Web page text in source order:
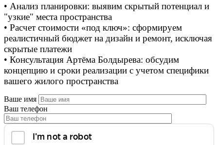
• Анализ планировки: выявим скрытый потенциал и
"узкие" места пространства
• Расчет стоимости «под ключ»: сформируем
реалистичный бюджет на дизайн и ремонт, исключая
скрытые платежи
• Консультация Артёма Болдырева: обсудим
концепцию и сроки реализации с учетом специфики
вашего жилого пространства
Ваше имя
Ваш телефон